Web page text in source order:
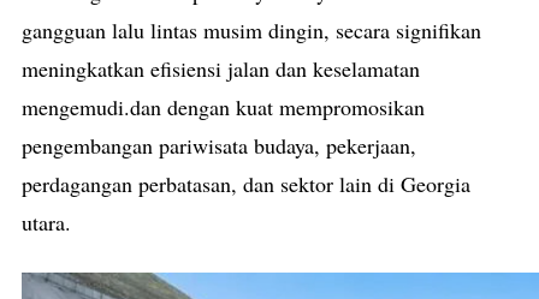
gangguan lalu lintas musim dingin, secara signifikan
meningkatkan efisiensi jalan dan keselamatan
mengemudi.dan dengan kuat mempromosikan
pengembangan pariwisata budaya, pekerjaan,
perdagangan perbatasan, dan sektor lain di Georgia
utara.